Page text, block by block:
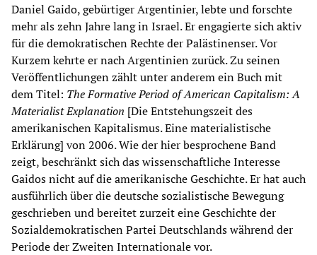
Daniel Gaido, gebürtiger Argentinier, lebte und forschte
mehr als zehn Jahre lang in Israel. Er engagierte sich aktiv
für die demokratischen Rechte der Palästinenser. Vor
Kurzem kehrte er nach Argentinien zurück. Zu seinen
Veröffentlichungen zählt unter anderem ein Buch mit
dem Titel: The Formative Period of American Capitalism: A
Materialist Explanation [Die Entstehungszeit des
amerikanischen Kapitalismus. Eine materialistische
Erklärung] von 2006. Wie der hier besprochene Band
zeigt, beschränkt sich das wissenschaftliche Interesse
Gaidos nicht auf die amerikanische Geschichte. Er hat auch
ausführlich über die deutsche sozialistische Bewegung
geschrieben und bereitet zurzeit eine Geschichte der
Sozialdemokratischen Partei Deutschlands während der
Periode der Zweiten Internationale vor.